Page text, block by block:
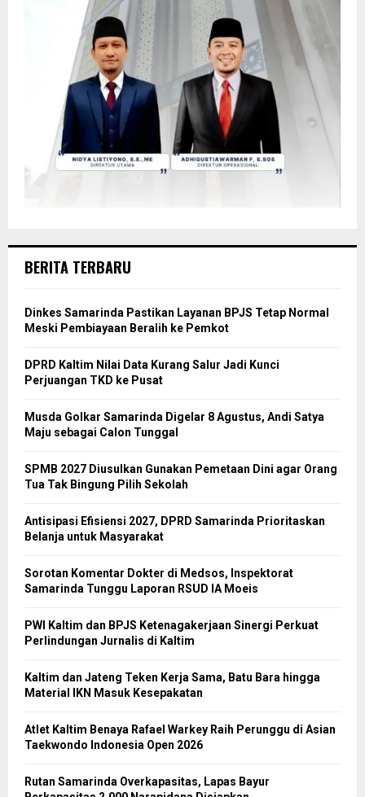
BERITA TERBARU
Dinkes Samarinda Pastikan Layanan BPJS Tetap Normal
Meski Pembiayaan Beralih ke Pemkot
DPRD Kaltim Nilai Data Kurang Salur Jadi Kunci
Perjuangan TKD ke Pusat
Musda Golkar Samarinda Digelar 8 Agustus, Andi Satya
Maju sebagai Calon Tunggal
SPMB 2027 Diusulkan Gunakan Pemetaan Dini agar Orang
Tua Tak Bingung Pilih Sekolah
Antisipasi Efisiensi 2027, DPRD Samarinda Prioritaskan
Belanja untuk Masyarakat
Sorotan Komentar Dokter di Medsos, Inspektorat
Samarinda Tunggu Laporan RSUD IA Moeis
PWI Kaltim dan BPJS Ketenagakerjaan Sinergi Perkuat
Perlindungan Jurnalis di Kaltim
Kaltim dan Jateng Teken Kerja Sama, Batu Bara hingga
Material IKN Masuk Kesepakatan
Atlet Kaltim Benaya Rafael Warkey Raih Perunggu di Asian
Taekwondo Indonesia Open 2026
Rutan Samarinda Overkapasitas, Lapas Bayur